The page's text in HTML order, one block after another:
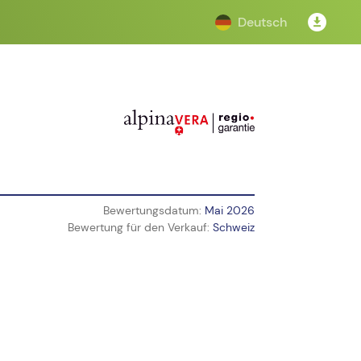
Deutsch
Bewertungsdatum: Mai 2026
Bewertung für den Verkauf: Schweiz